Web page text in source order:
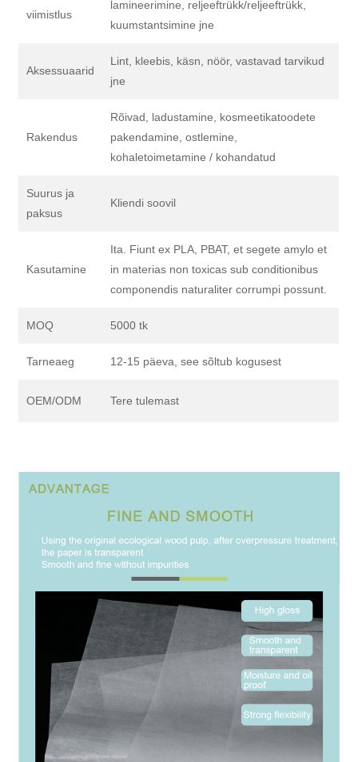
viimistlus
lamineerimine, reljeeftrükk/reljeeftrükk,
kuumstantsimine jne
Aksessuaarid
Lint, kleebis, käsn, nöör, vastavad tarvikud
jne
Rakendus
Rõivad, ladustamine, kosmeetikatoodete
pakendamine, ostlemine,
kohaletoimetamine / kohandatud
Suurus ja
paksus
Kliendi soovil
Kasutamine
Ita. Fiunt ex PLA, PBAT, et segete amylo et
in materias non toxicas sub conditionibus
componendis naturaliter corrumpi possunt.
MOQ 5000 tk
Tarneaeg 12-15 päeva, see sõltub kogusest
OEM/ODM Tere tulemast